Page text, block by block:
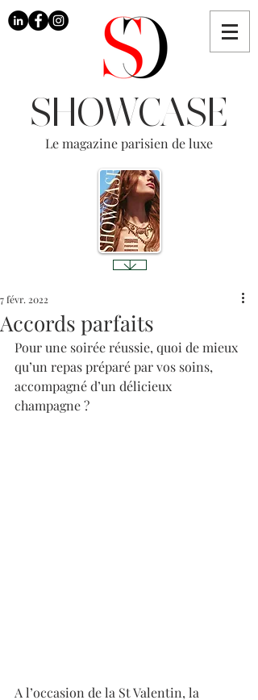
SHOWCASE
Le magazine parisien de luxe
Accords parfaits
7 févr. 2022
Pour une soirée réussie, quoi de mieux
qu’un repas préparé par vos soins,
accompagné d’un délicieux
champagne ?
A l’occasion de la St Valentin, la